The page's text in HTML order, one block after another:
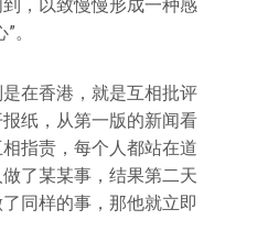
，以致慢慢形成一种感
。
在香港，就是互相批评
纸，从第一版的新闻看
指责，每个人都站在道
了某某事，结果第二天
同样的事，那他就立即